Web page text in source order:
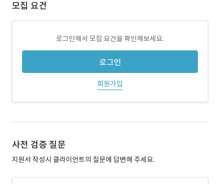
모집 요건
로그인해서 모집 요건을 확인해보세요.
로그인
회원가입
사전 검증 질문
지원서 작성시 클라이언트의 질문에 답변해 주세요.